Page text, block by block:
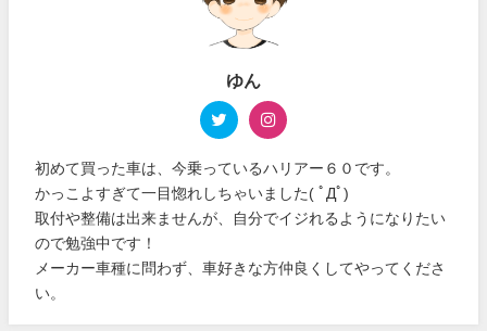
ゆん
初めて買った車は、今乗っているハリアー６０です。
かっこよすぎて一目惚れしちゃいました( ﾟДﾟ)
取付や整備は出来ませんが、自分でイジれるようになりたい
ので勉強中です！
メーカー車種に問わず、車好きな方仲良くしてやってくださ
い。